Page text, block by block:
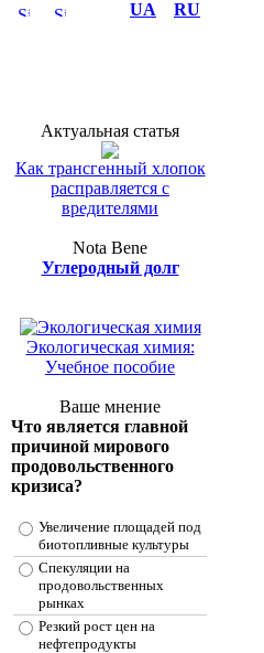
UA RU
Актуальная статья
Как трансгенный хлопок
расправляется с
вредителями
Nota Bene
Углеродный долг
Экологическая химия:
Учебное пособие
Ваше мнение
Что является главной
причиной мирового
продовольственного
кризиса?
Увеличение площадей под
биотопливные культуры
Спекуляции на
продовольственных
рынках
Резкий рост цен на
нефтепродукты